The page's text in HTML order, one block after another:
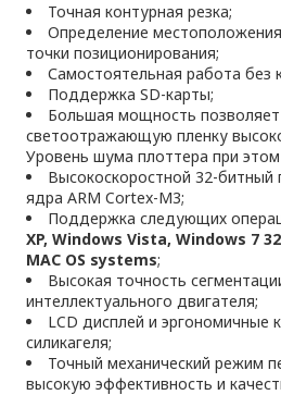
Точная контурная резка;
Определение
точки позиционирования;
Самостоятельная работа без
Поддержка SD-карты;
Большая мощность позволяет
светоотражающую пленку
Уровень шума плоттера при
Высокоскоростной 32-битный
ядра ARM Cortex-M3;
Поддержка следующих
XP, Windows Vista, Windows 7
MAC OS systems;
Высокая точность
интеллектуального двигателя;
LCD дисплей и эргономичные
силикагеля;
Точный механический режим
высокую эффективность и